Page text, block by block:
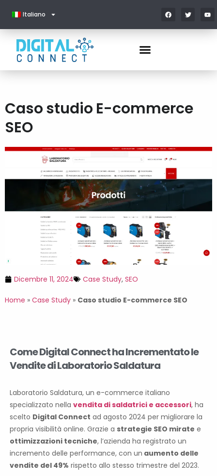
Italiano
Caso studio E-commerce
SEO
Dicembre 11, 2024 Case Study, SEO
Home » Case Study » Caso studio E-commerce SEO
Come Digital Connect ha Incrementato le
Vendite di Laboratorio Saldatura
Laboratorio Saldatura, un e-commerce italiano
specializzato nella vendita di saldatrici e accessori, ha
scelto Digital Connect ad agosto 2024 per migliorare la
propria visibilità online. Grazie a strategie SEO mirate e
ottimizzazioni tecniche, l’azienda ha registrato un
incremento delle performance, con un aumento delle
vendite del 49% rispetto allo stesso trimestre del 2023.